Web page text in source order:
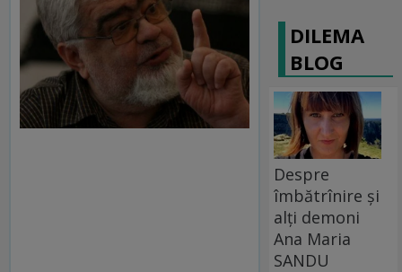
DILEMA
BLOG
Despre
îmbătrînire și
alți demoni
Ana Maria
SANDU